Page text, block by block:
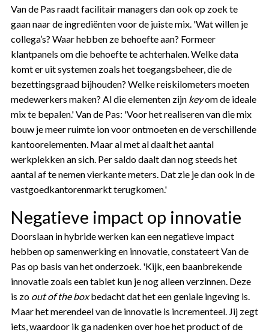
Van de Pas raadt facilitair managers dan ook op zoek te
gaan naar de ingrediënten voor de juiste mix. 'Wat willen je
collega’s? Waar hebben ze behoefte aan? Formeer
klantpanels om die behoefte te achterhalen. Welke data
komt er uit systemen zoals het toegangsbeheer, die de
bezettingsgraad bijhouden? Welke reiskilometers moeten
medewerkers maken? Al die elementen zijn keyom de ideale
mix te bepalen.' Van de Pas: 'Voor het realiseren van die mix
bouw je meer ruimte ion voor ontmoeten en de verschillende
kantoorelementen. Maar al met al daalt het aantal
werkplekken an sich. Per saldo daalt dan nog steeds het
aantal af te nemen vierkante meters. Dat zie je dan ook in de
vastgoedkantorenmarkt terugkomen.'
Negatieve impact op innovatie
Doorslaan in hybride werken kan een negatieve impact
hebben op samenwerking en innovatie, constateert Van de
Pas op basis van het onderzoek. 'Kijk, een baanbrekende
innovatie zoals een tablet kun je nog alleen verzinnen. Deze
is zo out of the boxbedacht dat het een geniale ingeving is.
Maar het merendeel van de innovatie is incrementeel. Jij zegt
iets, waardoor ik ga nadenken over hoe het product of de